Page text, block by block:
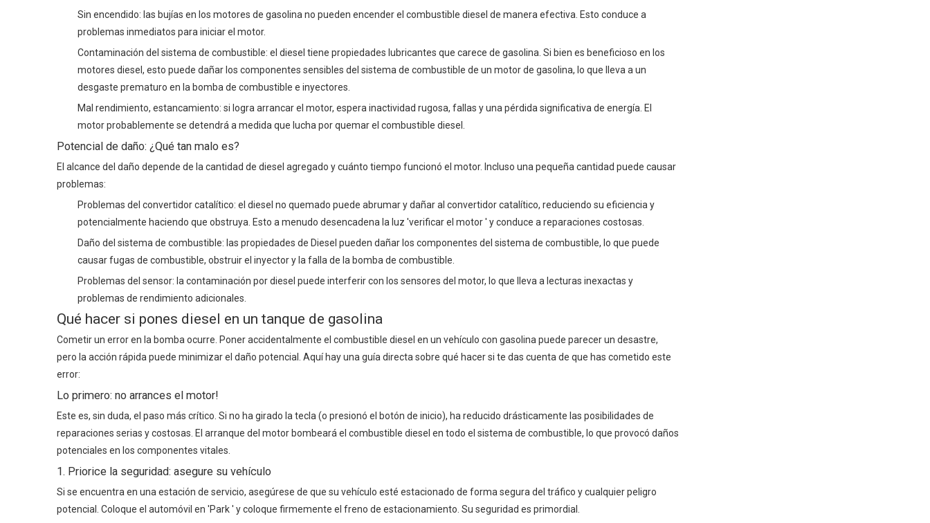
Sin encendido: las bujías en los motores de gasolina no pueden encender el combustible diesel de manera efectiva. Esto conduce a
problemas inmediatos para iniciar el motor.
Contaminación del sistema de combustible: el diesel tiene propiedades lubricantes que carece de gasolina. Si bien es beneficioso en los
motores diesel, esto puede dañar los componentes sensibles del sistema de combustible de un motor de gasolina, lo que lleva a un
desgaste prematuro en la bomba de combustible e inyectores.
Mal rendimiento, estancamiento: si logra arrancar el motor, espera inactividad rugosa, fallas y una pérdida significativa de energía. El
motor probablemente se detendrá a medida que lucha por quemar el combustible diesel.
Potencial de daño: ¿Qué tan malo es?
El alcance del daño depende de la cantidad de diesel agregado y cuánto tiempo funcionó el motor. Incluso una pequeña cantidad puede causar
problemas:
Problemas del convertidor catalítico: el diesel no quemado puede abrumar y dañar al convertidor catalítico, reduciendo su eficiencia y
potencialmente haciendo que obstruya. Esto a menudo desencadena la luz 'verificar el motor ' y conduce a reparaciones costosas.
Daño del sistema de combustible: las propiedades de Diesel pueden dañar los componentes del sistema de combustible, lo que puede
causar fugas de combustible, obstruir el inyector y la falla de la bomba de combustible.
Problemas del sensor: la contaminación por diesel puede interferir con los sensores del motor, lo que lleva a lecturas inexactas y
problemas de rendimiento adicionales.
Qué hacer si pones diesel en un tanque de gasolina
Cometir un error en la bomba ocurre. Poner accidentalmente el combustible diesel en un vehículo con gasolina puede parecer un desastre,
pero la acción rápida puede minimizar el daño potencial. Aquí hay una guía directa sobre qué hacer si te das cuenta de que has cometido este
error:
Lo primero: no arrances el motor!
Este es, sin duda, el paso más crítico. Si no ha girado la tecla (o presionó el botón de inicio), ha reducido drásticamente las posibilidades de
reparaciones serias y costosas. El arranque del motor bombeará el combustible diesel en todo el sistema de combustible, lo que provocó daños
potenciales en los componentes vitales.
1. Priorice la seguridad: asegure su vehículo
Si se encuentra en una estación de servicio, asegúrese de que su vehículo esté estacionado de forma segura del tráfico y cualquier peligro
potencial. Coloque el automóvil en 'Park ' y coloque firmemente el freno de estacionamiento. Su seguridad es primordial.